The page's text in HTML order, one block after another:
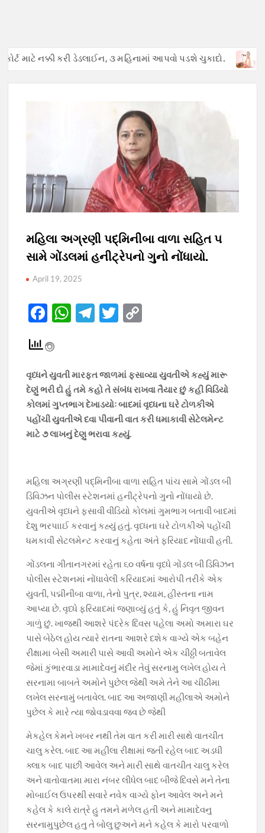
નક્કી કરી ડેડલાઈન, ૩ મહિનામાં આપવો પડશે ચુકાદો.
મહિલા અગ્રણી પદ્મિનીબા વાળા સહિત ૫
સામે ગોંડલમાં હનીટ્રેપનો ગુનો નોંધાયો.
April 19, 2025
F
e
b
o
o
k
W
s
A
p
p
T
gr
a
m
T
er y
Li
n
k
વૃધ્ધને યુવતી મારફત જાળમાં ફસાવ્યા યુવતીએ કહ્યું મારૂ
દેણું ભરી દો હું તમે કહો તે સંબંધ રાખવા તૈયાર છું કહી વિડિયો
કોલમાં ગુપ્તભાગ દેખાડયોઃ બાદમાં વૃધ્ધના ઘરે ટોળકીએ
પહોંચી યુવતીએ દવા પીવાની વાત કરી ધમાકાવી સેટેલમેન્ટ
માટે ૭ લાખનું દેણુ ભરાવા કહ્યું.
મહિલા અગ્રણી પદ્મિનીબા વાળા સહિત પાંચ સામે ગોંડલ બી
ડિવિઝન પોલીસ સ્ટેશનમાં હનીટ્રેપનો ગુનો નોંધાયો છે.
યુવતીએ વૃધ્ધને ફસાવી વીડિયો કોલમાં ગુમભાગ બતાવી બાદમાં
દેશુ ભરપાાઈ કરવાનું કહ્યું હતું. વૃધ્ધના ઘરે ટોળકીએ પહોંચી
ધમકાવી સેટલમેન્ટ કરવાનું કહેતા અંતે ફરિયાદ નોંધાવી હતી.
ગોંડલના ગીતાનગરમાં રહેતા ૬૦ વર્ષના વૃધ્ધે ગોંડલ બી ડિવિઝન
પોલીસ સ્ટેશનમાં નોંધાવેલી કરિયાદમાં આરોપી તરીકે એક
યુવતી, પદ્મીનીબા વાળા, તેનો પુત્ર, શ્યામ, હીસ્તના નામ
આપ્યા છે. વૃધ્ધે ફરિયાદમાં જણાવ્યું હતું કે, હું નિવૃત જીવન
ગાળું છું. ખાજથી આશરે પંદરેક દિવસ પહેલા અમો અમારા ઘર
પાસે બેઠેલ હોય ત્યારે રાતના આશરે દશેક વાગ્યે એક બહેન
રીક્ષામા બેસી અમારી પાસે આવી અમોને એક ચીઠ્ઠી બતાવેલ
જેમાં કુંભારવાડા મામાદેવનું મંદીર તેવું સરનામુ લખેલ હોય તે
સરનામા બાબતે અમોને પુછેલ જેથી અમે તેને આ ચીઠીમા
લખેલ સરનામું બતાવેલ. બાદ આ અજાણી મહીલાએ અમોને
પુછેલ કે મારે ત્યા જોવડાવવા જવ છે જેથી
મેકહેલ કેમને ખબર નથી તેમ વાત કરી મારી સાથે વાતચીત
ચાલુ કરેલ. બાદ આ મહીલા રીક્ષામાં જતી રહેલ બાદ અડધી
ક્લાક બાદ પાછી આવેલ અને મારી સાથે વાતચીત ચાલુ કરેલ
અને વાતોવાતમા મારા નંબર લીધેલ બાદ બીજે દિવસે મને તેના
મોબાઈલ ઉપરથી સવારે નવેક વાગ્યે ફોન આવેલ અને મને
કહેલ કે કાલે રાત્રે હુ તમને મળેલ હતી અને મામાદેવનુ
સરનામુપુછેલ હતુ તે બોલુ છુઅને મને કહેલ કે મારો પરવાળો